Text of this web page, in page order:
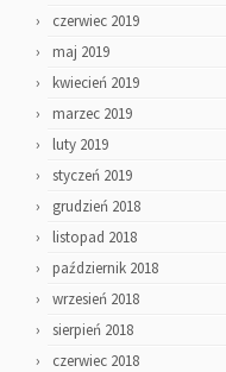
czerwiec 2019
maj 2019
kwiecień 2019
marzec 2019
luty 2019
styczeń 2019
grudzień 2018
listopad 2018
październik 2018
wrzesień 2018
sierpień 2018
czerwiec 2018